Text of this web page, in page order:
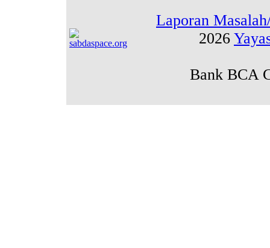
Laporan
2026
Bank BCA